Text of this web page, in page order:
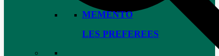
MEMENTO
LES PREFEREES